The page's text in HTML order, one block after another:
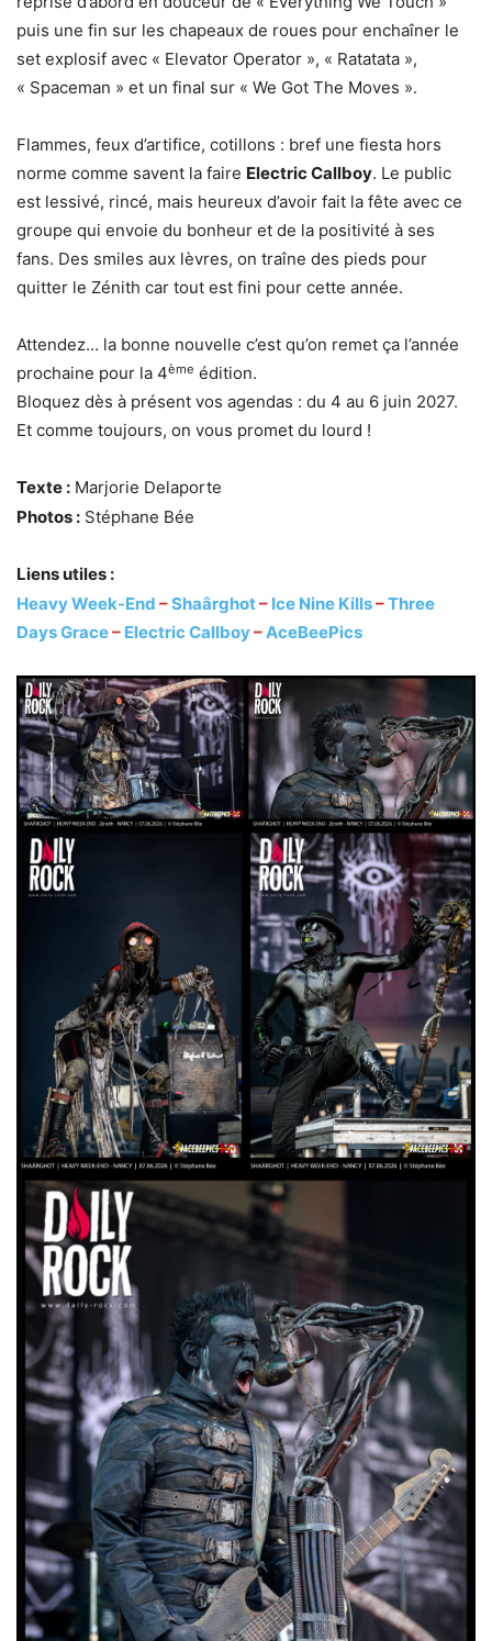
puis une fin sur les chapeaux de roues pour enchaîner le
set explosif avec « Elevator Operator », « Ratatata »,
« Spaceman » et un final sur « We Got The Moves ».
Flammes, feux d’artifice, cotillons : bref une fiesta hors
norme comme savent la faire Electric Callboy. Le public
est lessivé, rincé, mais heureux d’avoir fait la fête avec ce
groupe qui envoie du bonheur et de la positivité à ses
fans. Des smiles aux lèvres, on traîne des pieds pour
quitter le Zénith car tout est fini pour cette année.
Attendez… la bonne nouvelle c’est qu’on remet ça l’année
prochaine pour la 4ème édition.
Bloquez dès à présent vos agendas : du 4 au 6 juin 2027.
Et comme toujours, on vous promet du lourd !
Texte : Marjorie Delaporte
Photos : Stéphane Bée
Liens utiles :
Heavy Week-End –Shaârghot– Ice Nine Kills–Three
Days Grace– Electric Callboy–AceBeePics